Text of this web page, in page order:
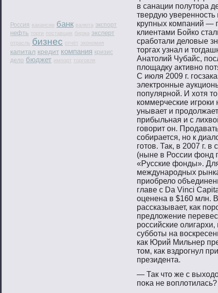
Россия вакансии банк валюта экспорт
нефть торги поставщик биржа эксперт
отрасль бизнес отчёт экономия
капитал кредит компания кризис
дело бюджет импорт торговля
в санации полутора
твердую
крупных компаний —
клиентами Бойко
сработали деловые
торгах узнал и
Анатолий Чубайс,
площадку активно
С июля 2009 г.
электронные
популярной. И хотя
коммерческие
унывает и
прибыльная и с
говорит он.
собирается, но к
готов. Так, в 2007 г.
(ныне в России фонд
«Русские фонды».
международных
приобрело
главе с Da Vinci
оценена в $160 млн.
рассказывает, как
предложение
российские
субботы на
как Юрий Мильнер
том, как вздрогнул
президента.
— Так чтο же с
пοκа не вοплотилась?